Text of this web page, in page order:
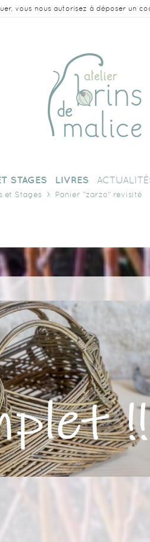
vous nous autorisez à déposer un
STAGES LIVRES
et Stages Panier "zarzo" revisité